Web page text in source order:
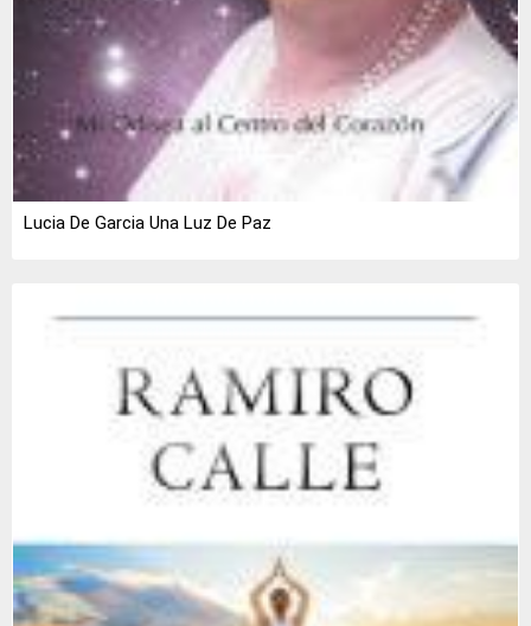
Lucia De Garcia Una Luz De Paz